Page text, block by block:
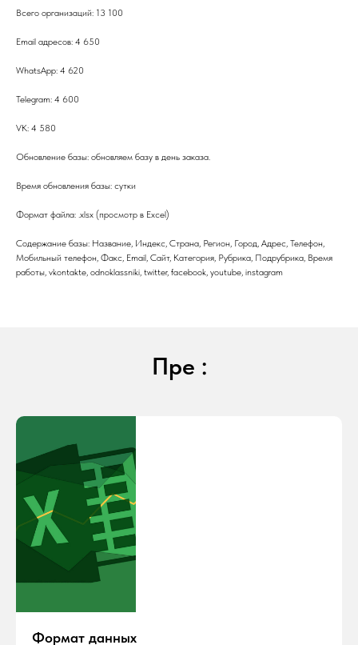
Всего организаций: 13 100
Email адресов: 4 650
WhatsApp: 4 620
Telegram: 4 600
VK: 4 580
Обновление базы: обновляем базу в день заказа.
Время обновления базы: сутки
Формат файла: .xlsx (просмотр в Excel)
Содержание базы: Название, Индекс, Страна, Регион, Город, Адрес, Телефон,
Мобильный телефон, Факс, Email, Сайт, Категория, Рубрика, Подрубрика, Время
работы, vkontakte, odnoklassniki, twitter, facebook, youtube, instagram
Пре :
Формат данных